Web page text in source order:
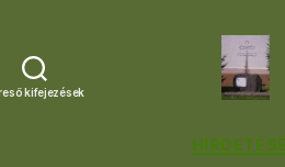
kifejezések